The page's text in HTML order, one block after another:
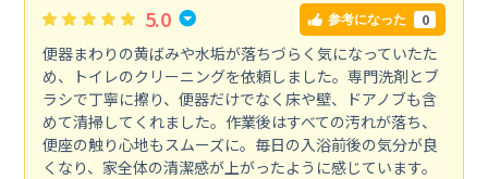
5.0 参考になった 0
便器まわりの黄ばみや水垢が落ちづらく気になっていたた
め、トイレのクリーニングを依頼しました。専門洗剤とブ
ラシで丁寧に擦り、便器だけでなく床や壁、ドアノブも含
めて清掃してくれました。作業後はすべての汚れが落ち、
便座の触り心地もスムーズに。毎日の入浴前後の気分が良
くなり、家全体の清潔感が上がったように感じています。